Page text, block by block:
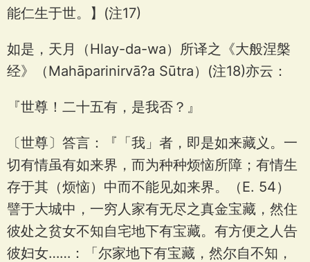
能仁生于世。】(注17)
如是，天月（Hlay-da-wa）所译之《大般涅槃
经》（Mahāparinirvā?a Sūtra）(注18)亦云：
『世尊！二十五有，是我否？』
〔世尊〕答言：『「我」者，即是如来藏义。一
切有情虽有如来界，而为种种烦恼所障；有情生
存于其（烦恼）中而不能见如来界。（E. 54）
譬于大城中，一穷人家有无尽之真金宝藏，然住
彼处之贫女不知自宅地下有宝藏。有方便之人告
彼妇女……：「尔家地下有宝藏，然尔自不知，